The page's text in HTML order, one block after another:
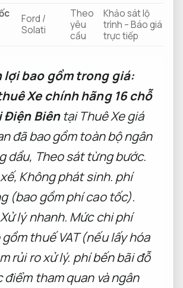
Ford /
Solati
Theo
yêu
cầu
Khảo sát lộ
trình – Báo giá
trực tiếp
lợi bao gồm trong giá:
Xe chính hãng 16 chỗ
Điện Biêntại Thuê Xe giá
đã bao gồm toàn bộ ngân
dầu, Theo sát từng bước.
Không phát sinh. phí
(bao gồm phí cao tốc).
Xử lý nhanh. Mức chi phí
thuế VAT (nếu lấy hóa
rủi ro xử lý. phí bến bãi đỗ
điểm tham quan và ngân